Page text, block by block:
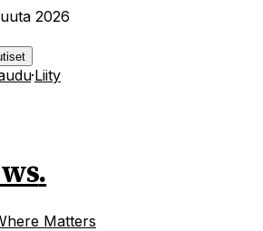
2026
·Liity
.
Matters